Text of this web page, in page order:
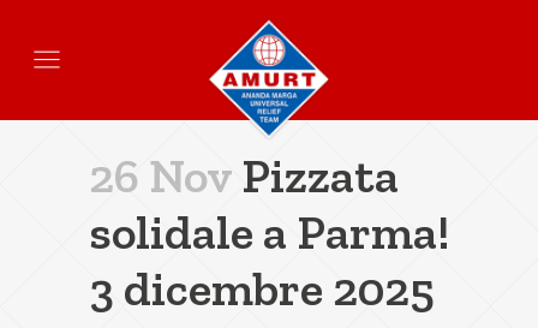
26 Nov Pizzata
solidale a Parma!
3 dicembre 2025